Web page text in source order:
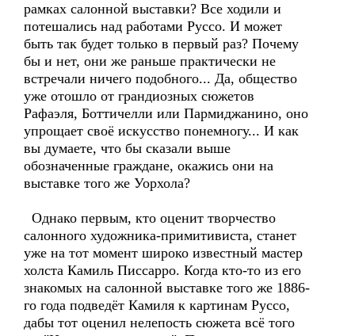
рамках салонной выставки? Все ходили и
потешались над работами Руссо. И может
быть так будет только в первый раз? Почему
бы и нет, они же раньше практически не
встречали ничего подобного... Да, общество
уже отошло от грандиозных сюжетов
Рафаэля, Боттичелли или Пармиджанино, оно
упрощает своё искусство понемногу... И как
вы думаете, что бы сказали выше
обозначенные граждане, окажись они на
выставке того же Уорхола?
Однако первым, кто оценит творчество
салонного художника-примитивиста, станет
уже на тот момент широко известный мастер
холста Камиль Писсарро. Когда кто-то из его
знакомых на салонной выставке того же 1886-
го года подведёт Камиля к картинам Руссо,
дабы тот оценил нелепость сюжета всё того